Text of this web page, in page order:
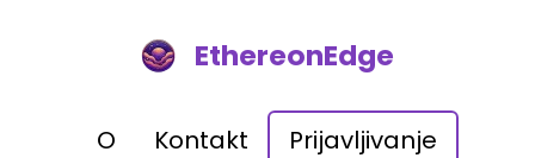
EthereonEdge
O Kontakt Prijavljivanje